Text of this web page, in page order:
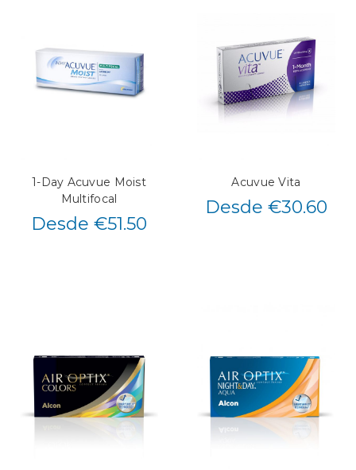
1-Day Acuvue Moist
Multifocal
Desde €51.50
Acuvue Vita
Desde €30.60